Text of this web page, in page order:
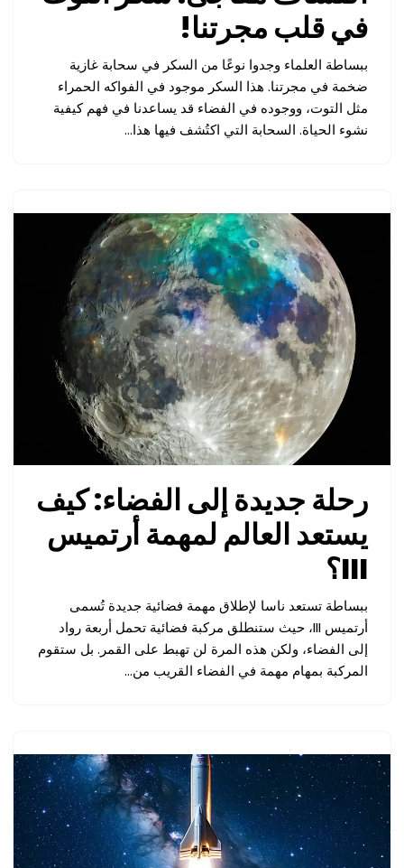
في قلب مجرتنا!
ببساطة العلماء وجدوا نوعًا من السكر في سحابة غازية
ضخمة في مجرتنا. هذا السكر موجود في الفواكه الحمراء
مثل التوت، ووجوده في الفضاء قد يساعدنا في فهم كيفية
نشوء الحياة. السحابة التي اكتُشف فيها هذا…
رحلة جديدة إلى الفضاء: كيف
يستعد العالم لمهمة أرتميس
III؟
ببساطة تستعد ناسا لإطلاق مهمة فضائية جديدة تُسمى
أرتميس III، حيث ستنطلق مركبة فضائية تحمل أربعة رواد
إلى الفضاء، ولكن هذه المرة لن تهبط على القمر. بل ستقوم
المركبة بمهام مهمة في الفضاء القريب من…